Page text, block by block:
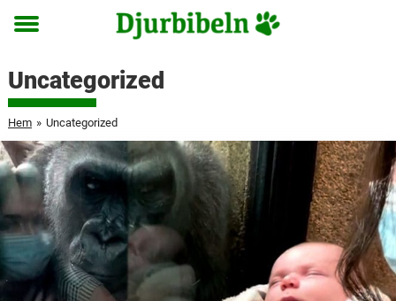
Toggle
Uncategorized
Hem » Uncategorized